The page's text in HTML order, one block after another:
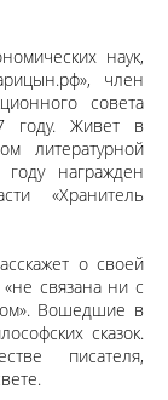
наук,
член
совета
году. Живет в
литературной
награжден
«Хранитель
о своей
связана ни с
Вошедшие в
сказок.
писателя,